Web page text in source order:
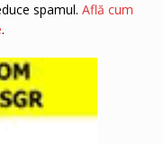
spamul. Află cum
.